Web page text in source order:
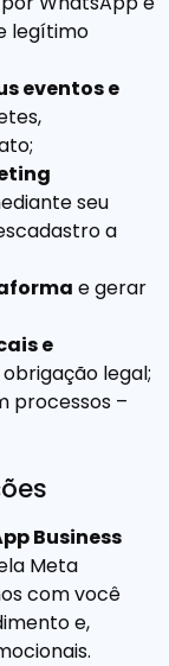
legítimo
eventos e
seu
a
e gerar
e
legal;
processos –
Business
Meta
com você
e,